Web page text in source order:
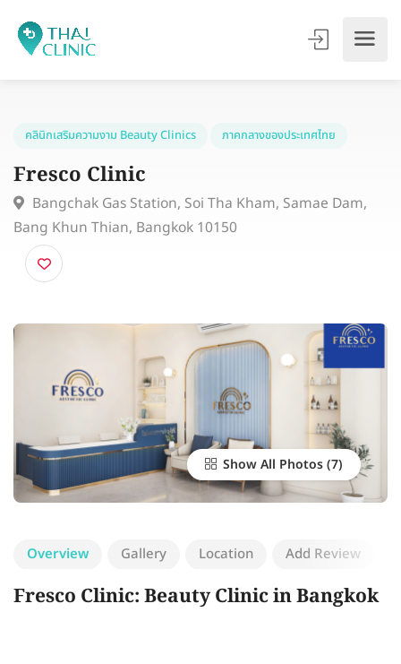
คลินิกเสริมความงาม Beauty Clinics
Fresco Clinic
Bangchak Gas Station, Soi Tha Kham, Samae Dam,
Bang Khun Thian, Bangkok 10150
Show All Photos
Overview Gallery Location Add Review
Fresco Clinic: Beauty Clinic in Bangkok